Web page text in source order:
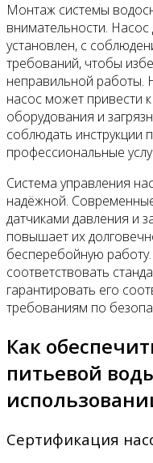
Монтаж системы
внимательности.
установлен, с
требований, чтобы
неправильной работы.
насос может привести
оборудования и
соблюдать инструкции
профессиональные
Система управления
надёжной.
датчиками давления и
повышает их
бесперебойную
соответствовать
гарантировать его
требованиям по
Как
питьевой
Сертификация